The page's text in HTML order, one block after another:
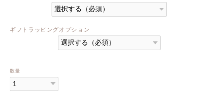
ギフトラッピングオプション
数量